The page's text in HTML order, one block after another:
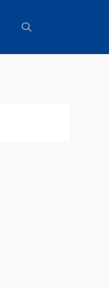
EDITORIAL